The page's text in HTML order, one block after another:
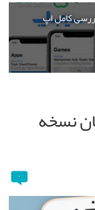
کامل اپ
نسخه
۰